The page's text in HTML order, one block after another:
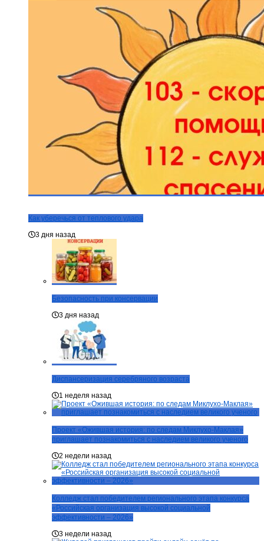
Как уберечься от теплового удара
3 дня назад
Безопасность при консервации
3 дня назад
Диспансеризация серебряного возраста
1 неделя назад
Проект «Ожившая история: по следам Миклухо-Маклая»
приглашает познакомиться с наследием великого ученого
2 недели назад
Колледж стал победителем регионального этапа конкурса
«Российская организация высокой социальной
эффективности – 2026»
3 недели назад